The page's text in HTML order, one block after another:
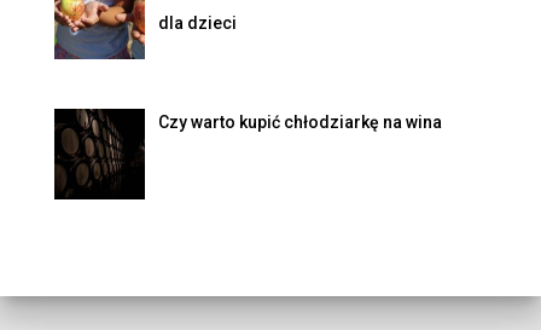
dla dzieci
Czy warto kupić chłodziarkę na wina